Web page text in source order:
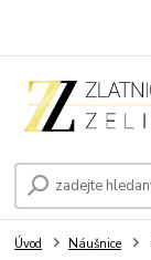
Úvod Náušnice